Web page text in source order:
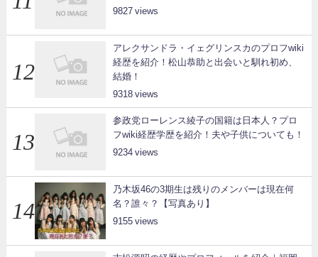
9827
アレクサンドラ・イェグリンスカのプロフwiki
経歴を紹介！松山恭助と出会いと馴れ初め、
結婚！
9318
参政党ローレンス綾子の国籍は日本人？プロ
フwiki経歴学歴を紹介！夫や子供についても！
9234
乃木坂46の3期生は残りのメンバーは現在何
名？誰々？【写真あり】
9155